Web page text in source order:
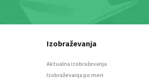
Izobraževanja
Aktualna izobraževanja
Izobraževanja po meri